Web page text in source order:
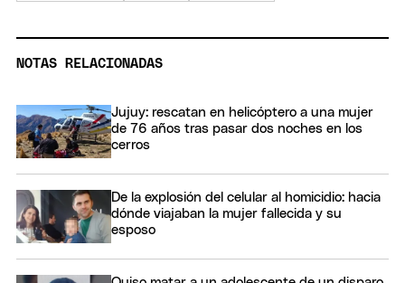
NOTAS RELACIONADAS
Jujuy: rescatan en helicóptero a una mujer
de 76 años tras pasar dos noches en los
cerros
De la explosión del celular al homicidio: hacia
dónde viajaban la mujer fallecida y su
esposo